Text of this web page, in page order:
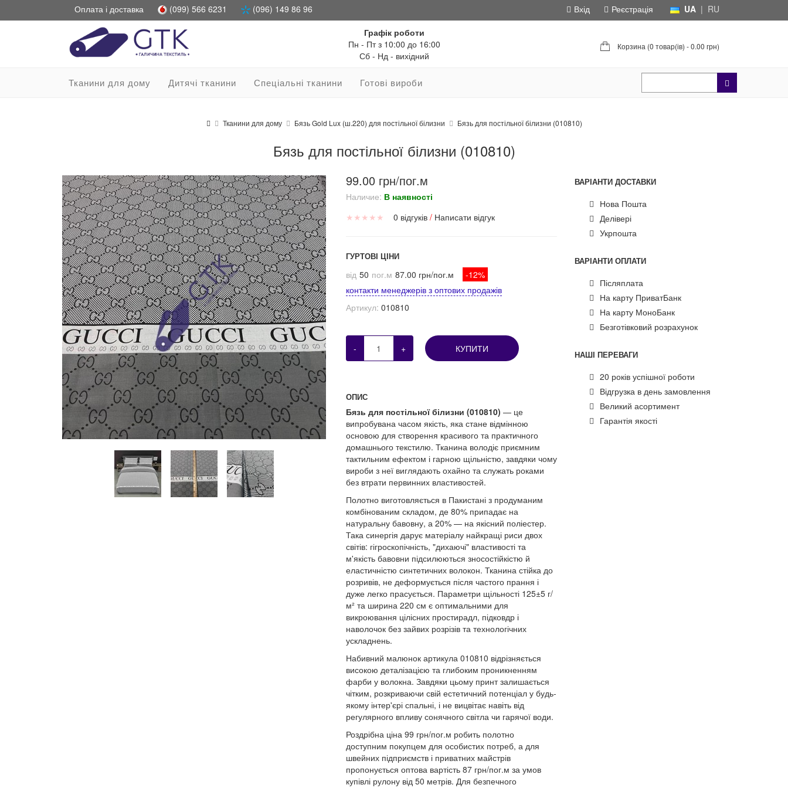
Оплата і доставка (099) 566 6231 (096) 149 86 96 UA | RU
Вхід
Реєстрація
Графік роботи
Пн - Пт з 10:00 до 16:00
Сб - Нд - вихідний
Корзина (0 товар(ів) - 0.00 грн)
Тканини для дому Дитячі тканини Спеціальні тканини Готові вироби
Тканини для дому Бязь Gold Lux (ш.220) для постільної білизни Бязь для постільної білизни (010810)
Бязь для постільної білизни (010810)
99.00 грн/пог.м
Наличие: В наявності
★ ★ ★ ★ ★ 0 відгуків/ Написати відгук
ГУРТОВІ ЦІНИ
від 50 пог.м 87.00 грн/пог.м
-12%
контакти менеджерів з оптових продажів
Артикул: 010810
- + КУПИТИ
ОПИС
Бязь для постільної білизни (010810) — це
випробувана часом якість, яка стане відмінною
основою для створення красивого та практичного
домашнього текстилю. Тканина володіє приємним
тактильним ефектом і гарною щільністю, завдяки чому
вироби з неї виглядають охайно та служать роками
без втрати первинних властивостей.
Полотно виготовляється в Пакистані з продуманим
комбінованим складом, де 80% припадає на
натуральну бавовну, а 20% — на якісний поліестер.
Така синергія дарує матеріалу найкращі риси двох
світів: гігроскопічність, "дихаючі" властивості та
м'якість бавовни підсилюються зносостійкістю й
еластичністю синтетичних волокон. Тканина стійка до
розривів, не деформується після частого прання і
дуже легко прасується. Параметри щільності 125±5 г/
м² та ширина 220 см є оптимальними для
викроювання цілісних простирадл, підковдр і
наволочок без зайвих розрізів та технологічних
ускладнень.
Набивний малюнок артикула 010810 відрізняється
високою деталізацією та глибоким проникненням
фарби у волокна. Завдяки цьому принт залишається
чітким, розкриваючи свій естетичний потенціал у будь-
якому інтер'єрі спальні, і не вицвітає навіть від
регулярного впливу сонячного світла чи гарячої води.
Роздрібна ціна 99 грн/пог.м робить полотно
доступним покупцем для особистих потреб, а для
швейних підприємств і приватних майстрів
пропонується оптова вартість 87 грн/пог.м за умов
купівлі рулону від 50 метрів. Для безпечного
ВАРІАНТИ ДОСТАВКИ
Нова Пошта
Делівері
Укрпошта
ВАРІАНТИ ОПЛАТИ
Післяплата
На карту ПриватБанк
На карту МоноБанк
Безготівковий розрахунок
НАШІ ПЕРЕВАГИ
20 років успішної роботи
Відгрузка в день замовлення
Великий асортимент
Гарантія якості